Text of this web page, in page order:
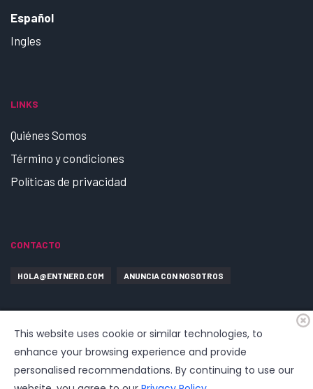
Español
Ingles
LINKS
Quiénes Somos
Término y condiciones
Políticas de privacidad
CONTACTO
HOLA@ENTNERD.COM ANUNCIA CON NOSOTROS
This website uses cookie or similar technologies, to
enhance your browsing experience and provide
personalised recommendations. By continuing to use our